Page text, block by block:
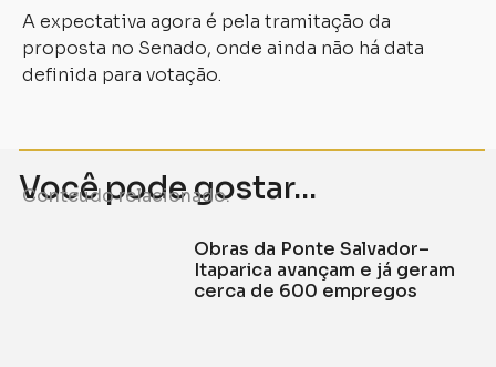
A expectativa agora é pela tramitação da
proposta no Senado, onde ainda não há data
definida para votação.
Você pode gostar...
Conteúdo relacionado.
Obras da Ponte Salvador–
Itaparica avançam e já geram
cerca de 600 empregos